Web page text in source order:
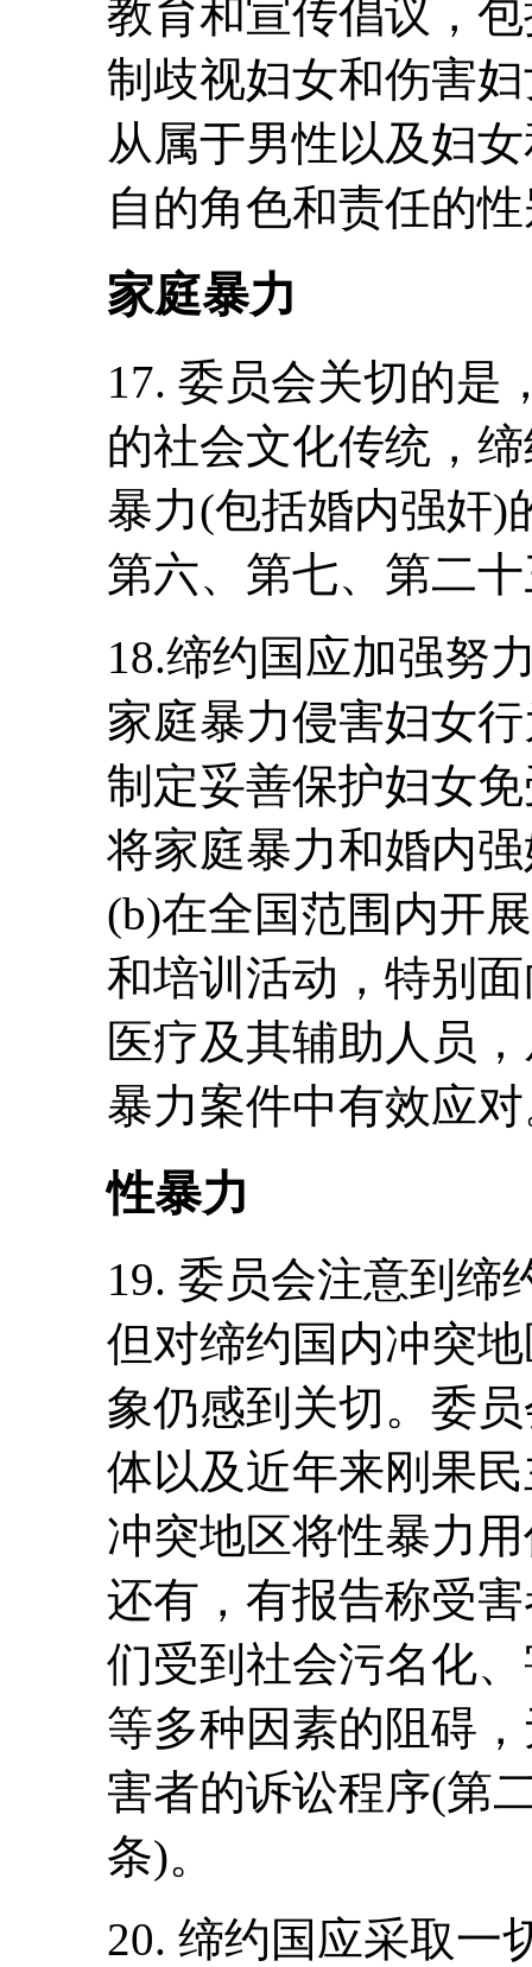
教育和宣传倡议，
制歧视妇女和伤害
从属于男性以及妇
自的角色和责任的
家庭暴力
17. 委员会关切的是
的社会文化传统，
暴力(包括婚内强奸)
第六、第七、第二
18.缔约国应加强努
家庭暴力侵害妇女
制定妥善保护妇女
将家庭暴力和婚内
(b)在全国范围内开
和培训活动，特别
医疗及其辅助人员
暴力案件中有效应
性暴力
19. 委员会注意到缔
但对缔约国内冲突
象仍感到关切。委
体以及近年来刚果
冲突地区将性暴力
还有，有报告称受
们受到社会污名化
等多种因素的阻碍
害者的诉讼程序(第
条)。
20. 缔约国应采取一